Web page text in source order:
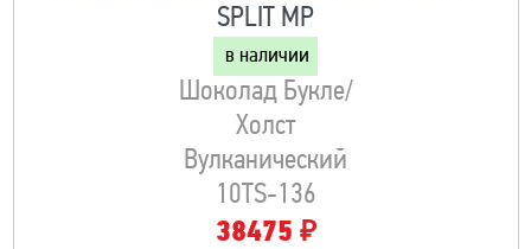
SPLIT MP
в наличии
Шоколад Букле/
Холст
Вулканический
10TS-136
38475 ₽